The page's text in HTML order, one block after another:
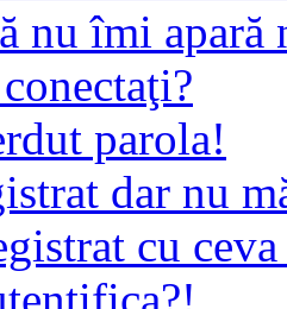
nu îmi
parola!
dar nu
cu